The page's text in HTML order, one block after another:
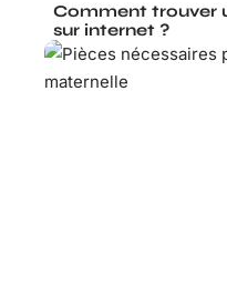
Comment trouver
sur internet ?